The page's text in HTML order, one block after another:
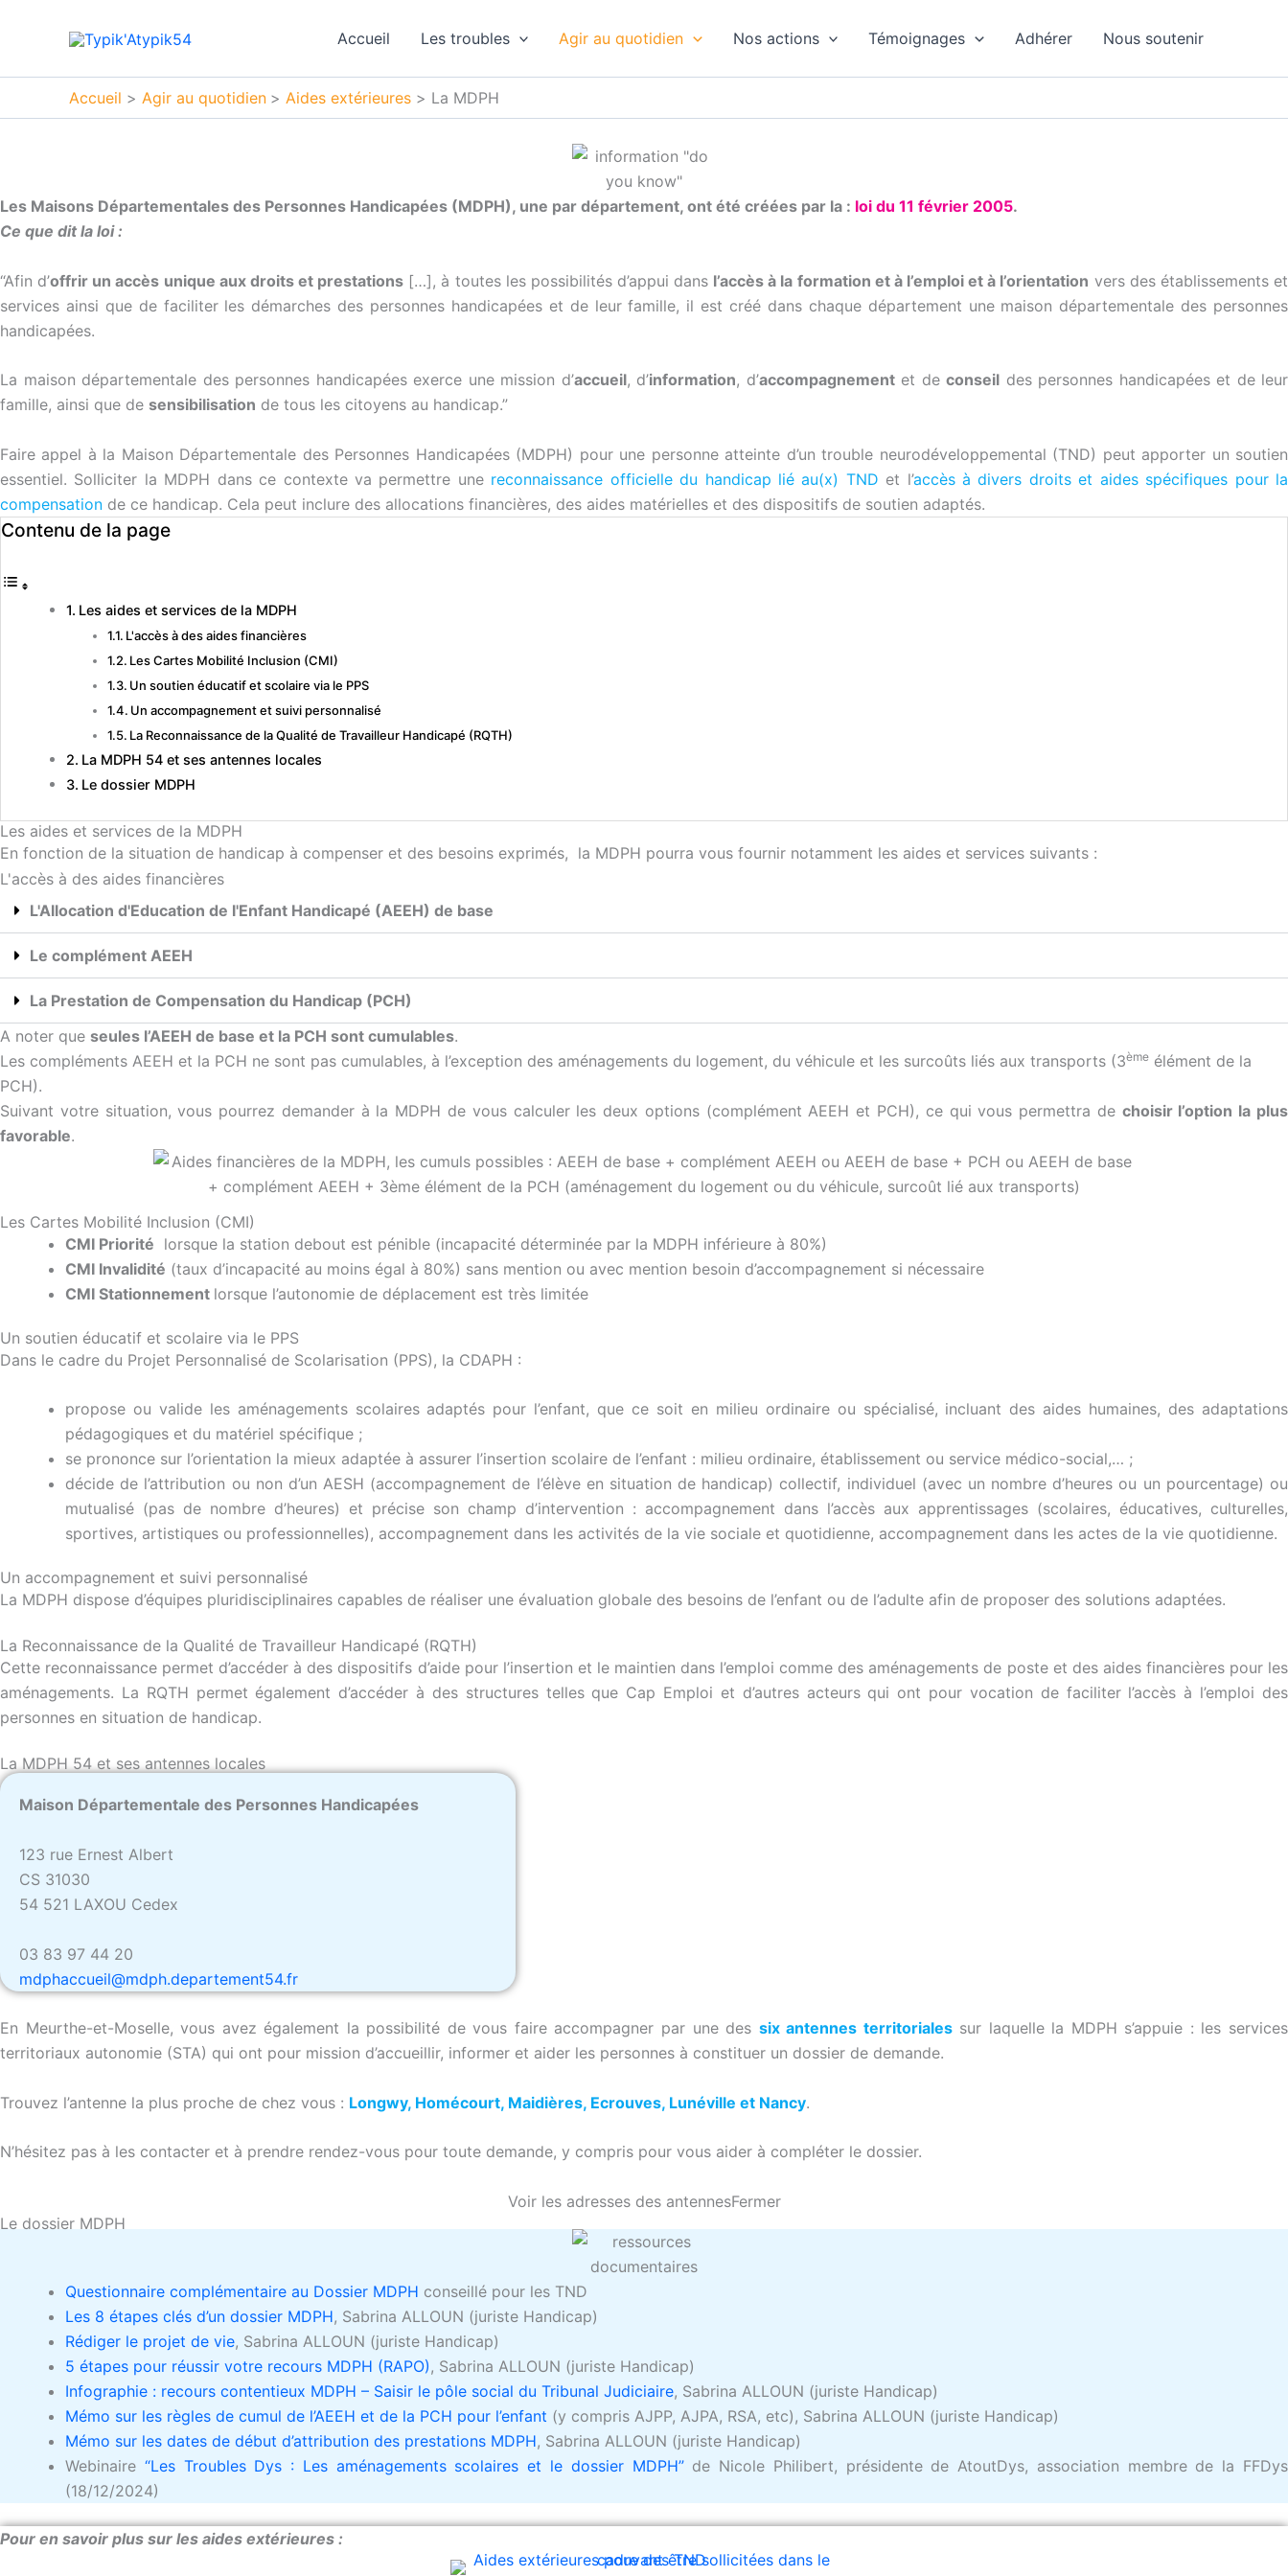
Accueil Les troubles Agir au quotidien Nos actions Témoignages Adhérer Nous soutenir
Accueil Agir au quotidien Aides extérieures La MDPH
Les Maisons Départementales des Personnes Handicapées (MDPH), une par département, ont été créées par la : loi du 11 février 2005.
Ce que dit la loi :
“Afin d’offrir un accès unique aux droits et prestations […], à toutes les possibilités d’appui dans l’accès à la formation et à l’emploi et à l’orientation vers des établissements et
services ainsi que de faciliter les démarches des personnes handicapées et de leur famille, il est créé dans chaque département une maison départementale des personnes
handicapées.
La maison départementale des personnes handicapées exerce une mission d’accueil, d’information, d’accompagnementet de conseil des personnes handicapées et de leur
famille, ainsi que de sensibilisation de tous les citoyens au handicap.”
Faire appel à la Maison Départementale des Personnes Handicapées (MDPH) pour une personne atteinte d’un trouble neurodéveloppemental (TND) peut apporter un soutien
essentiel. Solliciter la MDPH dans ce contexte va permettre une reconnaissance officielle du handicap lié au(x) TND et l’accès à divers droits et aides spécifiques pour la
compensation de ce handicap. Cela peut inclure des allocations financières, des aides matérielles et des dispositifs de soutien adaptés.
Contenu de la page
Les aides et services de la MDPH
L'accès à des aides financières
Les Cartes Mobilité Inclusion (CMI)
Un soutien éducatif et scolaire via le PPS
Un accompagnement et suivi personnalisé
La Reconnaissance de la Qualité de Travailleur Handicapé (RQTH)
La MDPH 54 et ses antennes locales
Le dossier MDPH
Les aides et services de la MDPH
En fonction de la situation de handicap à compenser et des besoins exprimés, la MDPH pourra vous fournir notamment les aides et services suivants :
L'accès à des aides financières
L'Allocation d'Education de l'Enfant Handicapé (AEEH) de base
Le complément AEEH
La Prestation de Compensation du Handicap (PCH)
A noter que seules l’AEEH de base et la PCH sont cumulables.
Les compléments AEEH et la PCH ne sont pas cumulables, à l’exception des aménagements du logement, du véhicule et les surcoûts liés aux transports (3ème élément de la
PCH).
Suivant votre situation, vous pourrez demander à la MDPH de vous calculer les deux options (complément AEEH et PCH), ce qui vous permettra de choisir l’option la plus
favorable.
Les Cartes Mobilité Inclusion (CMI)
CMI Priorité lorsque la station debout est pénible (incapacité déterminée par la MDPH inférieure à 80%)
CMI Invalidité (taux d’incapacité au moins égal à 80%) sans mention ou avec mention besoin d’accompagnement si nécessaire
CMI Stationnement lorsque l’autonomie de déplacement est très limitée
Un soutien éducatif et scolaire via le PPS
Dans le cadre du Projet Personnalisé de Scolarisation (PPS), la CDAPH :
propose ou valide les aménagements scolaires adaptés pour l’enfant, que ce soit en milieu ordinaire ou spécialisé, incluant des aides humaines, des adaptations
pédagogiques et du matériel spécifique ;
se prononce sur l’orientation la mieux adaptée à assurer l’insertion scolaire de l’enfant : milieu ordinaire, établissement ou service médico-social,… ;
décide de l’attribution ou non d’un AESH (accompagnement de l’élève en situation de handicap) collectif, individuel (avec un nombre d’heures ou un pourcentage) ou
mutualisé (pas de nombre d’heures) et précise son champ d’intervention : accompagnement dans l’accès aux apprentissages (scolaires, éducatives, culturelles,
sportives, artistiques ou professionnelles), accompagnement dans les activités de la vie sociale et quotidienne, accompagnement dans les actes de la vie quotidienne.
Un accompagnement et suivi personnalisé
La MDPH dispose d’équipes pluridisciplinaires capables de réaliser une évaluation globale des besoins de l’enfant ou de l’adulte afin de proposer des solutions adaptées.
La Reconnaissance de la Qualité de Travailleur Handicapé (RQTH)
Cette reconnaissance permet d’accéder à des dispositifs d’aide pour l’insertion et le maintien dans l’emploi comme des aménagements de poste et des aides financières pour les
aménagements. La RQTH permet également d’accéder à des structures telles que Cap Emploi et d’autres acteurs qui ont pour vocation de faciliter l’accès à l’emploi des
personnes en situation de handicap.
La MDPH 54 et ses antennes locales
Maison Départementale des Personnes Handicapées
123 rue Ernest Albert
CS 31030
54 521 LAXOU Cedex
03 83 97 44 20
mdphaccueil@mdph.departement54.fr
En Meurthe-et-Moselle, vous avez également la possibilité de vous faire accompagner par une des six antennes territorialessur laquelle la MDPH s’appuie : les services
territoriaux autonomie (STA) qui ont pour mission d’accueillir, informer et aider les personnes à constituer un dossier de demande.
Trouvez l’antenne la plus proche de chez vous : Longwy, Homécourt, Maidières, Ecrouves, Lunéville et Nancy.
N’hésitez pas à les contacter et à prendre rendez-vous pour toute demande, y compris pour vous aider à compléter le dossier.
Voir les adresses des antennesFermer
Le dossier MDPH
Questionnaire complémentaire au Dossier MDPH conseillé pour les TND
Les 8 étapes clés d’un dossier MDPH, Sabrina ALLOUN (juriste Handicap)
Rédiger le projet de vie, Sabrina ALLOUN (juriste Handicap)
5 étapes pour réussir votre recours MDPH (RAPO), Sabrina ALLOUN (juriste Handicap)
Infographie : recours contentieux MDPH – Saisir le pôle social du Tribunal Judiciaire, Sabrina ALLOUN (juriste Handicap)
Mémo sur les règles de cumul de l’AEEH et de la PCH pour l’enfant (y compris AJPP, AJPA, RSA, etc), Sabrina ALLOUN (juriste Handicap)
Mémo sur les dates de début d’attribution des prestations MDPH, Sabrina ALLOUN (juriste Handicap)
Webinaire “Les Troubles Dys : Les aménagements scolaires et le dossier MDPH”de Nicole Philibert, présidente de AtoutDys, association membre de la FFDys
(18/12/2024)
Pour en savoir plus sur les aides extérieures :